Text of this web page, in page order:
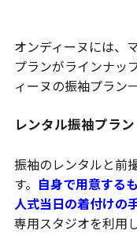
オンディーヌには、
プランがラインナッ
ィーヌの振袖プラン
レンタル振袖プラン
振袖のレンタルと前
す。 自身で用意する
人式当日の着付けの
専用スタジオを利用